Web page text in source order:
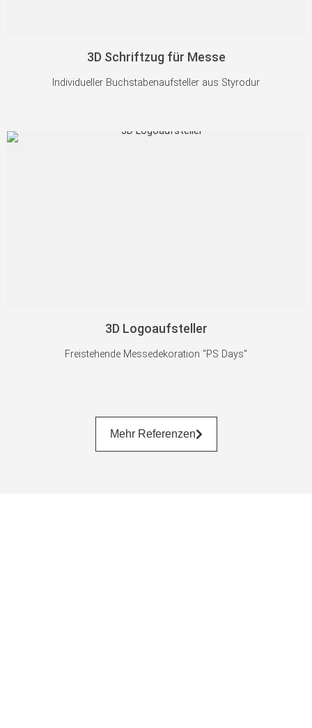
3D Schriftzug für Messe
Individueller Buchstabenaufsteller aus Styrodur
3D Logoaufsteller
Freistehende Messedekoration "PS Days"
Mehr Referenzen